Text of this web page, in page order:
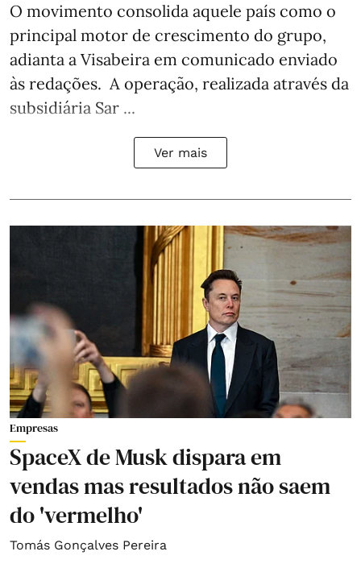
O movimento consolida aquele país como o
principal motor de crescimento do grupo,
adianta a Visabeira em comunicado enviado
às redações. A operação, realizada através da
subsidiária Sar ...
Ver mais
Empresas
SpaceX de Musk dispara em
vendas mas resultados não saem
do 'vermelho'
Tomás Gonçalves Pereira